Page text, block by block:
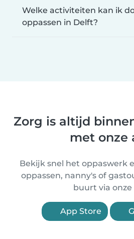
Welke activiteiten kan ik
oppassen in Delft?
Zorg is altijd
met onze
Bekijk snel het oppaswerk
oppassen, nanny's of
buurt via onze
App Store